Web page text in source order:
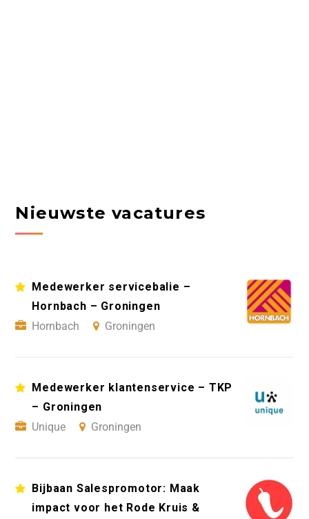
Nieuwste vacatures
Medewerker servicebalie –
Hornbach – Groningen
Hornbach
Groningen
Medewerker klantenservice – TKP
– Groningen
Unique
Groningen
Bijbaan Salespromotor: Maak
impact voor het Rode Kruis &